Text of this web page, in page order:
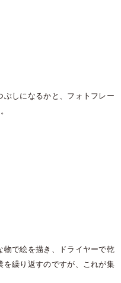
ぶしになるかと、フォトフレー
物で絵を描き、ドライヤーで乾
繰り返すのですが、これが集